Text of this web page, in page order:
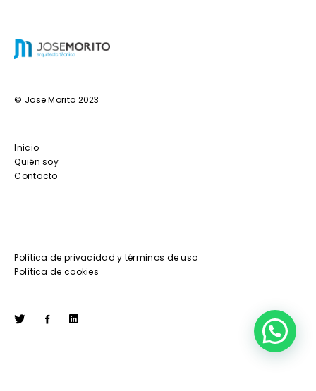
© Jose Morito 2023
Inicio
Quién soy
Contacto
Política de privacidad y términos de uso
Política de cookies